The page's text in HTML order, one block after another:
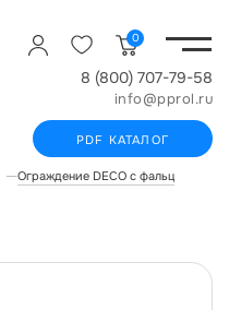
0
8 (800) 707-79-58
info@pprol.ru
PDF КАТАЛОГ
Ограждение DECO с фальцевым